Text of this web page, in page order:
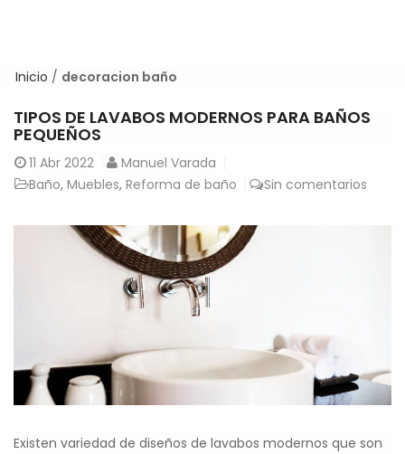
Inicio / decoracion baño
TIPOS DE LAVABOS MODERNOS PARA BAÑOS
PEQUEÑOS
11 Abr 2022
Manuel Varada
Baño, Muebles, Reforma de baño Sin comentarios
Existen variedad de diseños de lavabos modernos que son